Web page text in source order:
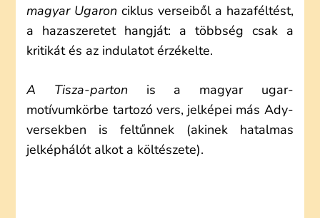
magyar Ugaron ciklus verseiből a hazaféltést,
a hazaszeretet hangját: a többség csak a
kritikát és az indulatot érzékelte.
A Tisza-parton is a magyar ugar-
motívumkörbe tartozó vers, jelképei más Ady-
versekben is feltűnnek (akinek hatalmas
jelképhálót alkot a költészete).